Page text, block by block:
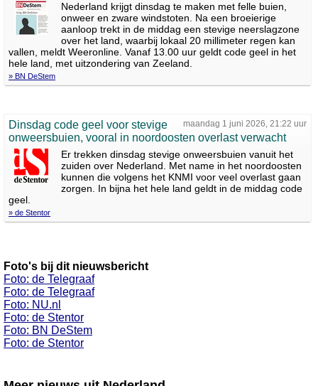
Nederland krijgt dinsdag te maken met felle buien,
onweer en zware windstoten. Na een broeierige
aanloop trekt in de middag een stevige neerslagzone
over het land, waarbij lokaal 20 millimeter regen kan
vallen, meldt Weeronline. Vanaf 13.00 uur geldt code geel in het
hele land, met uitzondering van Zeeland.
» BN DeStem
maandag 1 juni 2026, 21:22 uur
Dinsdag code geel voor stevige
onweersbuien, vooral in noordoosten overlast verwacht
Er trekken dinsdag stevige onweersbuien vanuit het
zuiden over Nederland. Met name in het noordoosten
kunnen die volgens het KNMI voor veel overlast gaan
zorgen. In bijna het hele land geldt in de middag code
geel.
» de Stentor
Foto's bij dit nieuwsbericht
Foto: de Telegraaf
Foto: de Telegraaf
Foto: NU.nl
Foto: de Stentor
Foto: BN DeStem
Foto: de Stentor